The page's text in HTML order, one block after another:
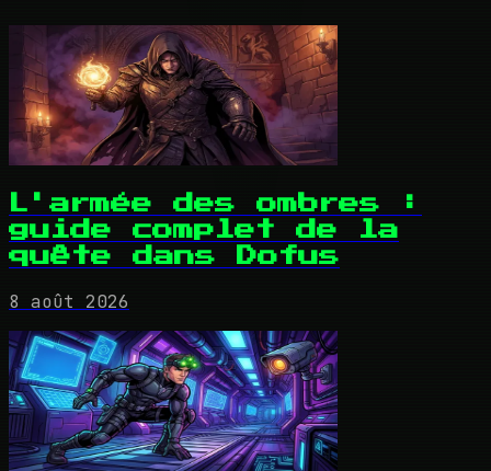
L'armée des ombres :
guide complet de la
quête dans Dofus
8 août 2026